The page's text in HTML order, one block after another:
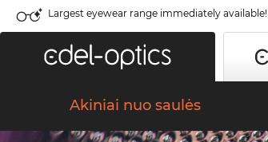
Largest eyewear range immediately available!
Akiniai nuo saulės